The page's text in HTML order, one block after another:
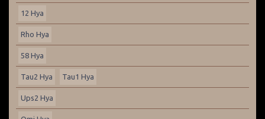
12 Hya
Rho Hya
58 Hya
Tau2 Hya Tau1 Hya
Ups2 Hya